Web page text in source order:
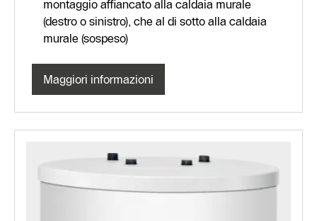
montaggio affiancato alla caldaia murale
(destro o sinistro), che al di sotto alla caldaia
murale (sospeso)
Maggiori informazioni